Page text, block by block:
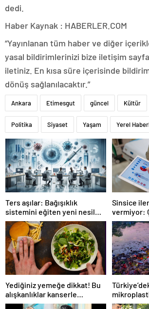
dedi.
Haber Kaynak : HABERLER.COM
“Yayınlanan tüm haber ve diğer
yasal bildirimlerinizi bize iletişim
iletiniz. En kısa süre içerisinde
dönüş sağlanılacaktır.”
Ankara Etimesgut güncel Kültür
Politika Siyaset Yaşam Yerel
Ters aşılar: Bağışıklık
sistemini eğiten yeni nesil
tedavi
Sinsice
vermiyor:
hastalığı!
Yediğiniz yemeğe dikkat! Bu
alışkanlıklar kanserle
bağlantılı